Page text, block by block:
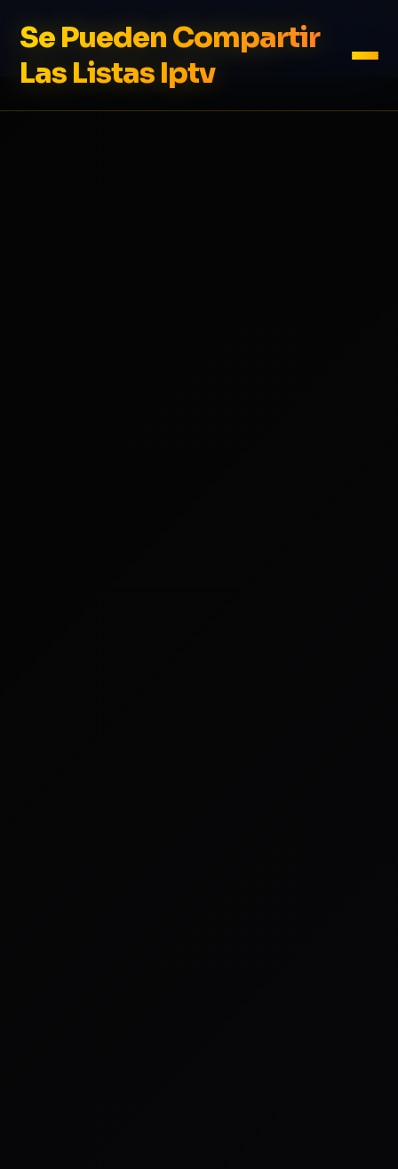
Se Pueden Compartir
Las Listas Iptv